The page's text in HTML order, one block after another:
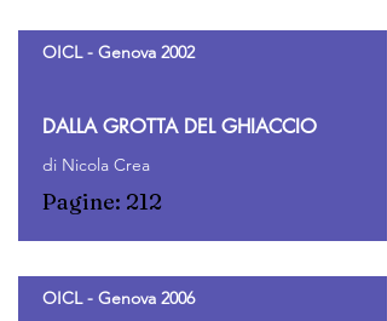
OICL - Genova 2002
DALLA GROTTA DEL GHIACCIO
di Nicola Crea
Pagine: 212
OICL - Genova 2006